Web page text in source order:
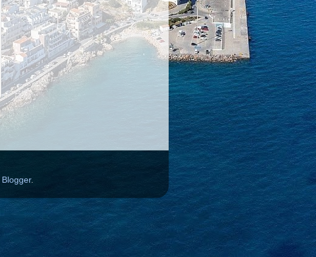
Blogger.